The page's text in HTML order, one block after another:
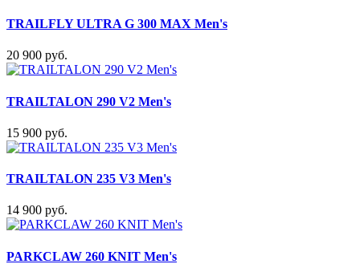
TRAILFLY ULTRA G 300 MAX Men's
20 900 руб.
TRAILTALON 290 V2 Men's
15 900 руб.
TRAILTALON 235 V3 Men's
14 900 руб.
PARKCLAW 260 KNIT Men's